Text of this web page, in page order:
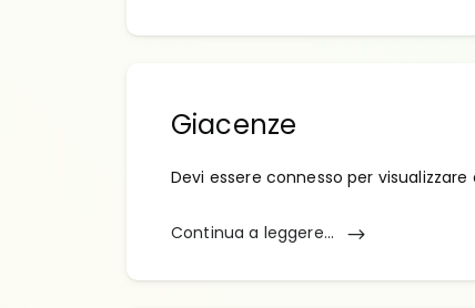
Giacenze
Devi essere connesso per
Continua a leggere...